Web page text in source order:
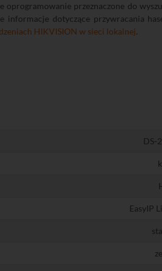
oprogramowanie przeznaczone do
informacje dotyczące przywracania
HIKVISION w sieci lokalnej.
DS-
EasyIP